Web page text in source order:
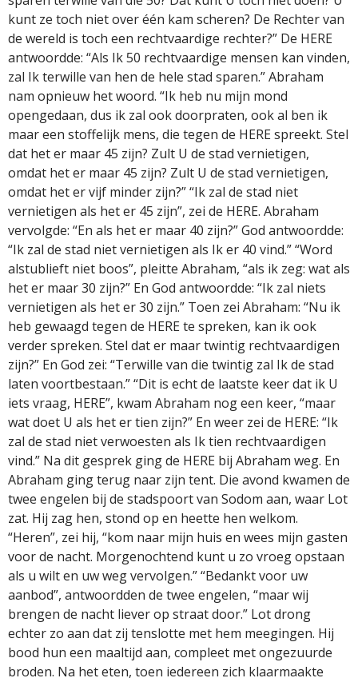
kunt ze toch niet over één kam scheren? De Rechter van
de wereld is toch een rechtvaardige rechter?” De HERE
antwoordde: “Als Ik 50 rechtvaardige mensen kan vinden,
zal Ik terwille van hen de hele stad sparen.” Abraham
nam opnieuw het woord. “Ik heb nu mijn mond
opengedaan, dus ik zal ook doorpraten, ook al ben ik
maar een stoffelijk mens, die tegen de HERE spreekt. Stel
dat het er maar 45 zijn? Zult U de stad vernietigen,
omdat het er maar 45 zijn? Zult U de stad vernietigen,
omdat het er vijf minder zijn?” “Ik zal de stad niet
vernietigen als het er 45 zijn”, zei de HERE. Abraham
vervolgde: “En als het er maar 40 zijn?” God antwoordde:
“Ik zal de stad niet vernietigen als Ik er 40 vind.” “Word
alstublieft niet boos”, pleitte Abraham, “als ik zeg: wat als
het er maar 30 zijn?” En God antwoordde: “Ik zal niets
vernietigen als het er 30 zijn.” Toen zei Abraham: “Nu ik
heb gewaagd tegen de HERE te spreken, kan ik ook
verder spreken. Stel dat er maar twintig rechtvaardigen
zijn?” En God zei: “Terwille van die twintig zal Ik de stad
laten voortbestaan.” “Dit is echt de laatste keer dat ik U
iets vraag, HERE”, kwam Abraham nog een keer, “maar
wat doet U als het er tien zijn?” En weer zei de HERE: “Ik
zal de stad niet verwoesten als Ik tien rechtvaardigen
vind.” Na dit gesprek ging de HERE bij Abraham weg. En
Abraham ging terug naar zijn tent. Die avond kwamen de
twee engelen bij de stadspoort van Sodom aan, waar Lot
zat. Hij zag hen, stond op en heette hen welkom.
“Heren”, zei hij, “kom naar mijn huis en wees mijn gasten
voor de nacht. Morgenochtend kunt u zo vroeg opstaan
als u wilt en uw weg vervolgen.” “Bedankt voor uw
aanbod”, antwoordden de twee engelen, “maar wij
brengen de nacht liever op straat door.” Lot drong
echter zo aan dat zij tenslotte met hem meegingen. Hij
bood hun een maaltijd aan, compleet met ongezuurde
broden. Na het eten, toen iedereen zich klaarmaakte